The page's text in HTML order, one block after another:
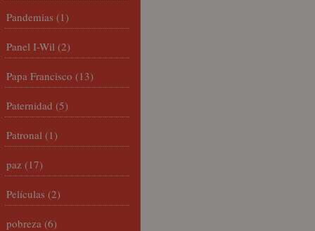
Pandemias (1)
Panel I-Wil (2)
Papa Francisco (13)
Paternidad (5)
Patronal (1)
paz (17)
Películas (2)
pobreza (6)